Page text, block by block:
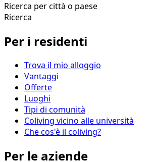
Ricerca per città o paese
Ricerca
Per i residenti
Trova il mio alloggio
Vantaggi
Offerte
Luoghi
Tipi di comunità
Coliving vicino alle università
Che cos'è il coliving?
Per le aziende